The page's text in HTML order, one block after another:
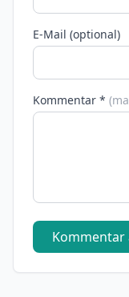
E-Mail (optional)
Kommentar *
Kommentar